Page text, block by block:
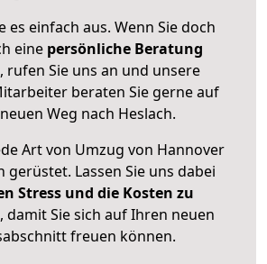
es einfach aus. Wenn Sie doch
eine persönliche Beratung
rufen Sie uns an und unsere
beraten Sie gerne auf
Weg nach Heslach.
Art von Umzug von Hannover
gerüstet. Lassen Sie uns dabei
Stress und die Kosten zu
, damit Sie sich auf Ihren neuen
freuen können.